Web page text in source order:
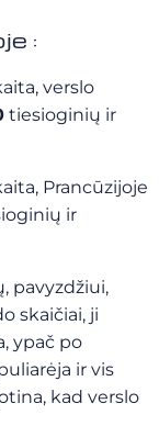
:
verslo
tiesioginių ir
Prancūzijoje
ir
pavyzdžiui,
skaičiai, ji
ypač po
ir vis
kad verslo